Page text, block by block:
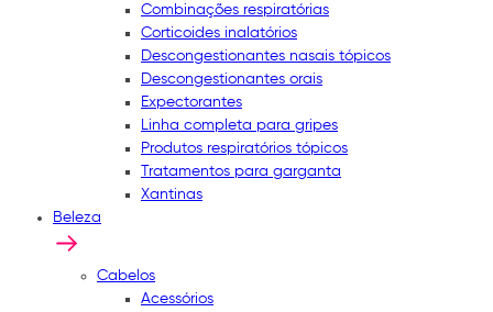
Combinações respiratórias
Corticoides inalatórios
Descongestionantes nasais tópicos
Descongestionantes orais
Expectorantes
Linha completa para gripes
Produtos respiratórios tópicos
Tratamentos para garganta
Xantinas
Beleza
Cabelos
Acessórios